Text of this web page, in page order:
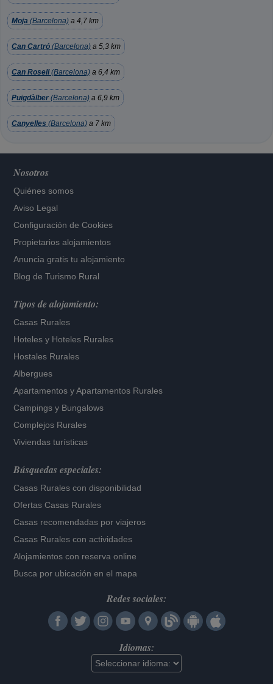
Moja (Barcelona) a 4,7 km
Can Cartró (Barcelona) a 5,3 km
Can Rosell(Barcelona) a 6,4 km
Puigdàlber (Barcelona) a 6,9 km
Canyelles (Barcelona) a 7 km
Nosotros
Quiénes somos
Aviso Legal
Configuración de Cookies
Propietarios alojamientos
Anuncia gratis tu alojamiento
Blog de Turismo Rural
Tipos de alojamiento:
Casas Rurales
Hoteles y Hoteles Rurales
Hostales Rurales
Albergues
Apartamentos yApartamentos Rurales
Campings y Bungalows
Complejos Rurales
Viviendas turísticas
Búsquedas especiales:
Casas Rurales con disponibilidad
Ofertas Casas Rurales
Casas recomendadas por viajeros
Casas Rurales con actividades
Alojamientos con reserva online
Busca por ubicación en el mapa
Redes sociales:
Idiomas: